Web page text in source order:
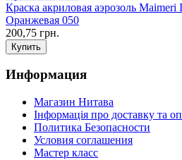
Краска акриловая аэрозоль Maimeri
Оранжевая 050
200,75 грн.
Информация
Магазин Нитава
Інформація про доставку та
Политика Безопасности
Условия соглашения
Мастер класс